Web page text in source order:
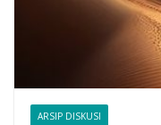
ARSIP DISKUSI